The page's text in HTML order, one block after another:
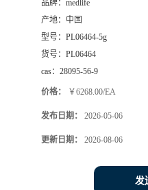
品牌： medlife
产地： 中国
型号： PL06464-5g
货号： PL06464
cas： 28095-56-9
价格： ￥6268.00/EA
发布日期： 2026-05-06
更新日期： 2026-08-06
发